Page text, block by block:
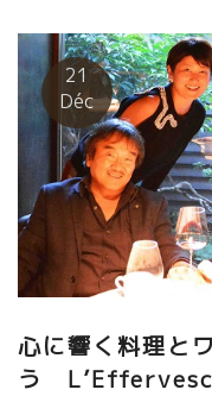
21
Déc
心に響く料理と
う